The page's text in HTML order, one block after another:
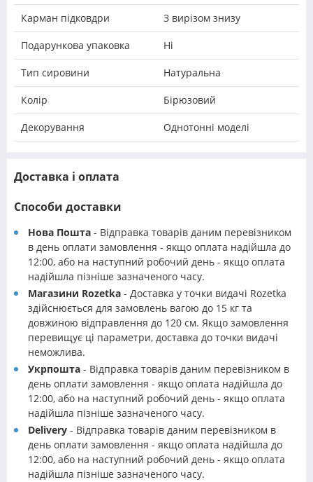
Карман підковдри З вирізом знизу
Подарункова упаковка Ні
Тип сировини Натуральна
Колір Бірюзовий
Декорування Однотонні моделі
Доставка і оплата
Способи доставки
Нова Пошта - Відправка товарів даним перевізником
в день оплати замовлення - якщо оплата надійшла до
12:00, або на наступний робочий день - якщо оплата
надійшла пізніше зазначеного часу.
Магазини Rozetka - Доставка у точки видачі Rozetka
здійснюється для замовлень вагою до 15 кг та
довжиною відправлення до 120 см. Якщо замовлення
перевищує ці параметри, доставка до точки видачі
неможлива.
Укрпошта - Відправка товарів даним перевізником в
день оплати замовлення - якщо оплата надійшла до
12:00, або на наступний робочий день - якщо оплата
надійшла пізніше зазначеного часу.
Delivery - Відправка товарів даним перевізником в
день оплати замовлення - якщо оплата надійшла до
12:00, або на наступний робочий день - якщо оплата
надійшла пізніше зазначеного часу.